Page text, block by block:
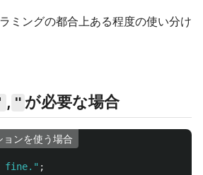
ミングの都合上ある程度の使い分け
, " が必要な場合
ョンを使う場合
fine. " ;